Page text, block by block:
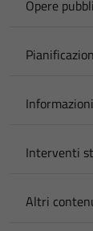
Opere
Interventi
Altri